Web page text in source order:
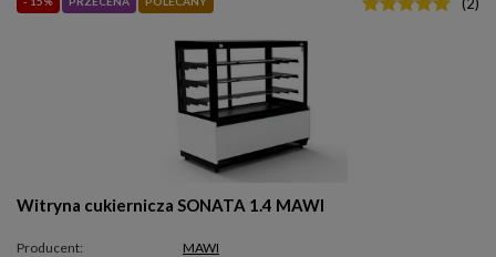
Witryna cukiernicza SONATA 1.4 MAWI
Producent:
MAWI